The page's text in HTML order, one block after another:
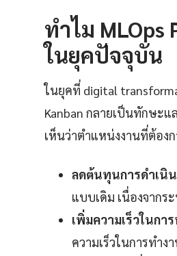
ทำไม
ในยุคปัจจุบัน
ในยุคที่ digital
Kanban กลายเป็นทักษะ
เห็นว่าตำแหน่งงานที่ต้อง
ลดต้นทุนการดำเนิ
แบบเดิม เนื่องจาก
เพิ่มความเร็วในกา
ความเร็วในการทำง